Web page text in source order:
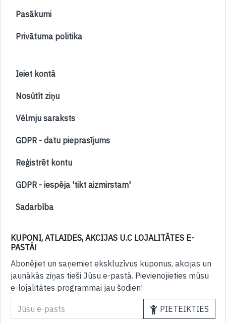
Pasākumi
Privātuma politika
Ieiet kontā
Nosūtīt ziņu
Vēlmju saraksts
GDPR - datu pieprasījums
Reģistrēt kontu
GDPR - iespēja 'tikt aizmirstam'
Sadarbība
KUPONI, ATLAIDES, AKCIJAS U.C LOJALITĀTES E-
PASTĀ!
Abonējiet un saņemiet ekskluzīvus kuponus, akcijas un
jaunākās ziņas tieši Jūsu e-pastā. Pievienojieties mūsu
e-lojalitātes programmai jau šodien!
PIETEIKTIES